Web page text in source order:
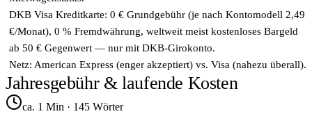
DKB Visa Kreditkarte: 0 € Grundgebühr (je nach Kontomodell 2,49
€/Monat), 0 % Fremdwährung, weltweit meist kostenloses Bargeld
ab 50 € Gegenwert — nur mit DKB-Girokonto.
Netz: American Express (enger akzeptiert) vs. Visa (nahezu überall).
Jahresgebühr & laufende Kosten
ca. 1 Min · 145 Wörter